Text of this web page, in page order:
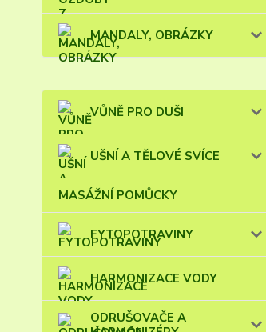
MANDALY, OBRÁZKY
VŮNĚ PRO DUŠI
UŠNÍ A TĚLOVÉ SVÍCE
MASÁŽNÍ POMŮCKY
FYTOPOTRAVINY
HARMONIZACE VODY
ODRUŠOVAČE A